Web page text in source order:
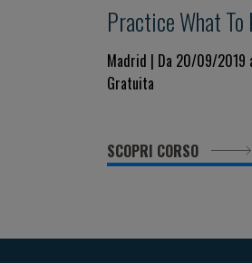
Practice What To
To Apply
Madrid | Da 20/09/2019
Gratuita
SCOPRI CORSO